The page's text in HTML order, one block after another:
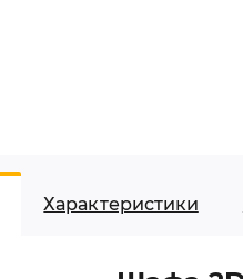
Характеристики